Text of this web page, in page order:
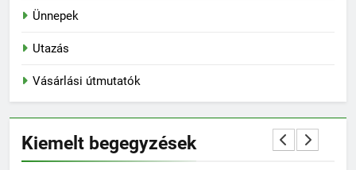
Ünnepek
Utazás
Vásárlási útmutatók
Kiemelt begegyzések